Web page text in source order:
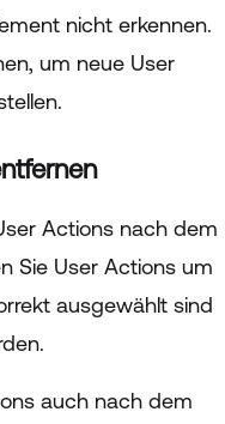
nicht erkennen.
um neue User
Actions nach dem
Sie User Actions um
ausgewählt sind
auch nach dem